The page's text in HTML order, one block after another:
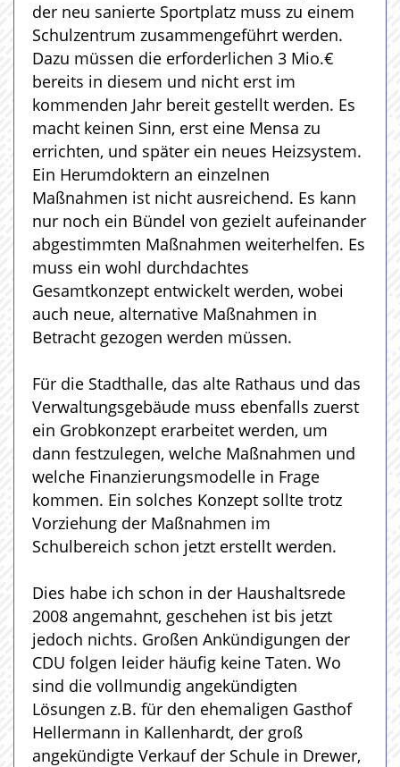
der neu sanierte Sportplatz muss zu einem
Schulzentrum zusammengeführt werden.
Dazu müssen die erforderlichen 3 Mio.€
bereits in diesem und nicht erst im
kommenden Jahr bereit gestellt werden. Es
macht keinen Sinn, erst eine Mensa zu
errichten, und später ein neues Heizsystem.
Ein Herumdoktern an einzelnen
Maßnahmen ist nicht ausreichend. Es kann
nur noch ein Bündel von gezielt aufeinander
abgestimmten Maßnahmen weiterhelfen. Es
muss ein wohl durchdachtes
Gesamtkonzept entwickelt werden, wobei
auch neue, alternative Maßnahmen in
Betracht gezogen werden müssen.
Für die Stadthalle, das alte Rathaus und das
Verwaltungsgebäude muss ebenfalls zuerst
ein Grobkonzept erarbeitet werden, um
dann festzulegen, welche Maßnahmen und
welche Finanzierungsmodelle in Frage
kommen. Ein solches Konzept sollte trotz
Vorziehung der Maßnahmen im
Schulbereich schon jetzt erstellt werden.
Dies habe ich schon in der Haushaltsrede
2008 angemahnt, geschehen ist bis jetzt
jedoch nichts. Großen Ankündigungen der
CDU folgen leider häufig keine Taten. Wo
sind die vollmundig angekündigten
Lösungen z.B. für den ehemaligen Gasthof
Hellermann in Kallenhardt, der groß
angekündigte Verkauf der Schule in Drewer,